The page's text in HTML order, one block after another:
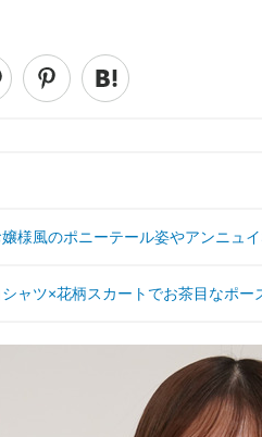
様風のポニーテール姿やアンニュ
ャツ×花柄スカートでお茶目なポ